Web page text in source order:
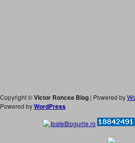
Copyright ©Victor Roncea Blog | Powered by
Powered byWordPress